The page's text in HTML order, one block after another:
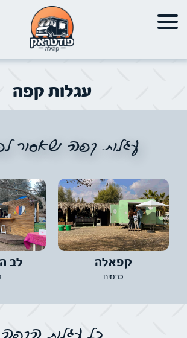
עגלות קפה
עגלות קפה שאסור
לב השביל 26
עין הוד